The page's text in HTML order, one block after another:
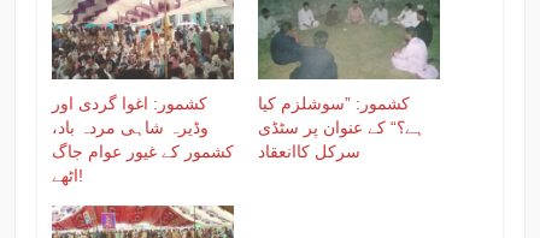
کشمور: اغوا گردی اور
وڈیرہ شاہی مردہ باد،
کشمور کے غیور عوام جاگ
اٹھے!
کشمور: ”سوشلزم کیا
ہے؟“ کے عنوان پر سٹڈی
سرکل کاانعقاد